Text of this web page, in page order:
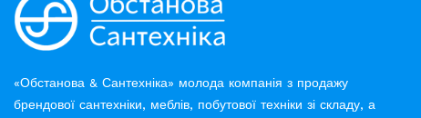
«Обстанова & Сантехніка» молода компанія з продажу
брендової сантехніки, меблів, побутової техніки зі складу, а